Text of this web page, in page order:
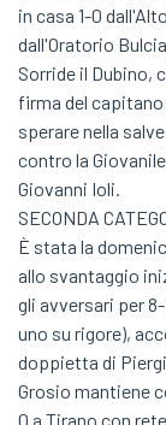
in casa 1-0
dall'Oratorio
Sorride il Dubino,
firma del capitano
sperare nella
contro la
Giovanni Ioli.
SECONDA
È stata la
allo svantaggio
gli avversari per
uno su rigore),
doppietta di
Grosio mantiene
0 a Tirano con